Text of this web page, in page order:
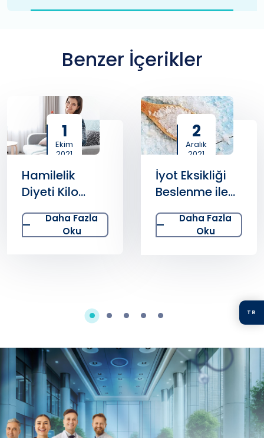
TR
Benzer İçerikler
1
Ekim
2021
Hamilelik
Diyeti Kilo
Kontrolü İçin
Mi Yapılır?
Daha Fazla
Oku
2
Aralık
2021
İyot Eksikliği
Beslenme ile
İlaçsız
Çözülebilir!
Daha Fazla
Oku